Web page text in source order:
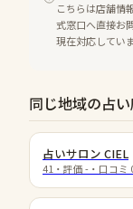
こちらは店舗情
式窓口へ直接お
現在対応してい
同じ地域の占
占いサロン CIEL
41 ・評価 - ・口コミ